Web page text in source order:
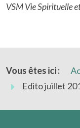
VSM Vie Spirituelle
Vous êtes ici :
Edito juillet